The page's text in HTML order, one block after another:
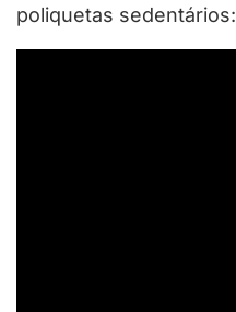
poliquetas sedentários: